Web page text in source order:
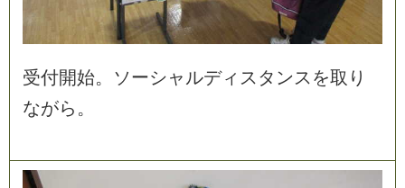
受付開始。 ソーシャ ルディ ス タ ンス を取 り
ながら 。